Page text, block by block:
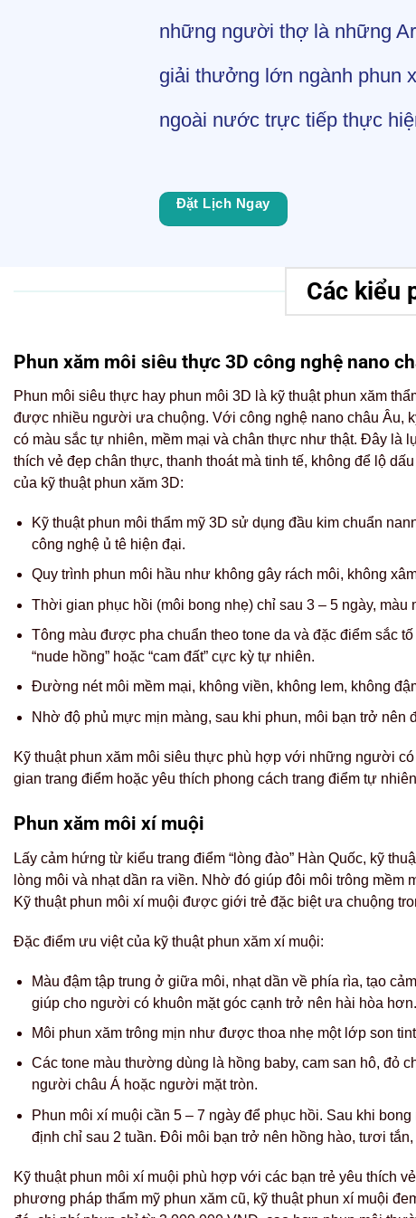
những người thợ là những
giải thưởng lớn ngành phun
ngoài nước trực tiếp thực
Đặt Lịch Ngay
Các kiểu
Phun xăm môi siêu thực 3D công nghệ nano
Phun môi siêu thực hay phun môi 3D là kỹ thuật phun xăm
được nhiều người ưa chuộng. Với công nghệ nano châu Âu,
có màu sắc tự nhiên, mềm mại và chân thực như thật. Đây là
thích vẻ đẹp chân thực, thanh thoát mà tinh tế, không để lộ
của kỹ thuật phun xăm 3D:
Kỹ thuật phun môi thẩm mỹ 3D sử dụng đầu kim chuẩn
công nghệ ủ tê hiện đại.
Quy trình phun môi hầu như không gây rách môi, không
Thời gian phục hồi (môi bong nhẹ) chỉ sau 3 – 5 ngày, màu
Tông màu được pha chuẩn theo tone da và đặc điểm sắc
“nude hồng” hoặc “cam đất” cực kỳ tự nhiên.
Đường nét môi mềm mại, không viền, không lem, không
Nhờ độ phủ mực mịn màng, sau khi phun, môi bạn trở nên
Kỹ thuật phun xăm môi siêu thực phù hợp với những người
gian trang điểm hoặc yêu thích phong cách trang điểm tự
Phun xăm môi xí muội
Lấy cảm hứng từ kiểu trang điểm “lòng đào” Hàn Quốc, kỹ
lòng môi và nhạt dần ra viền. Nhờ đó giúp đôi môi trông mềm
Kỹ thuật phun môi xí muội được giới trẻ đặc biệt ưa chuộng
Đặc điểm ưu việt của kỹ thuật phun xăm xí muội:
Màu đậm tập trung ở giữa môi, nhạt dần về phía rìa, tạo
giúp cho người có khuôn mặt góc cạnh trở nên hài hòa hơn.
Môi phun xăm trông mịn như được thoa nhẹ một lớp son
Các tone màu thường dùng là hồng baby, cam san hô, đỏ
người châu Á hoặc người mặt tròn.
Phun môi xí muội cần 5 – 7 ngày để phục hồi. Sau khi
định chỉ sau 2 tuần. Đôi môi bạn trở nên hồng hào, tươi
Kỹ thuật phun môi xí muội phù hợp với các bạn trẻ yêu thích
phương pháp thẩm mỹ phun xăm cũ, kỹ thuật phun xí muội